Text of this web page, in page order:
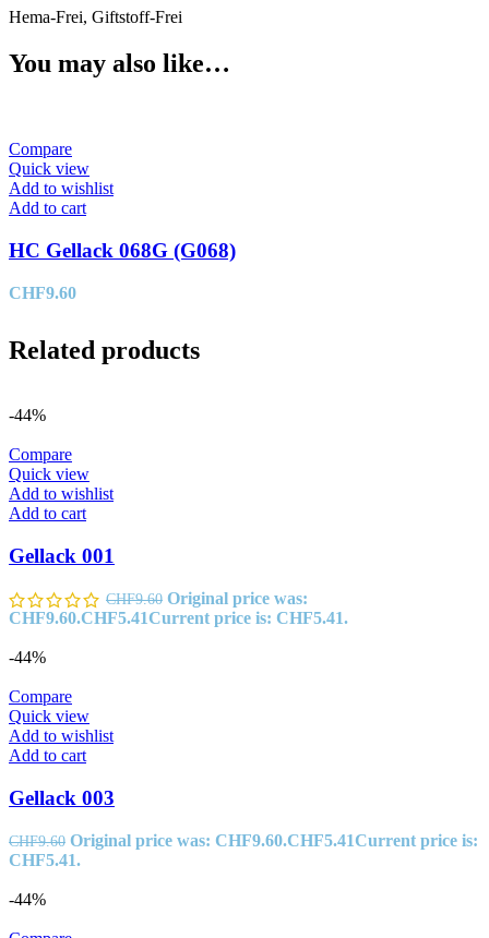
Hema-Frei, Giftstoff-Frei
You may also like…
Compare
Quick view
Add to wishlist
Add to cart
HC Gellack 068G (G068)
CHF9.60
Related products
-44%
Compare
Quick view
Add to wishlist
Add to cart
Gellack 001
CHF9.60 Original price was:
CHF9.60.CHF5.41Current price is: CHF5.41.
-44%
Compare
Quick view
Add to wishlist
Add to cart
Gellack 003
CHF9.60 Original price was: CHF9.60.CHF5.41Current price is:
CHF5.41.
-44%